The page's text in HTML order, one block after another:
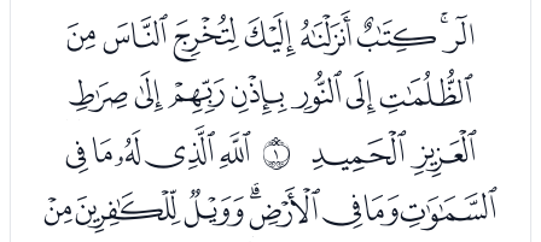
ﭢﭣﭤﭥﭦﭧﭨﭩ
ﭪﭫﭬﭭﭮﭯﭰ
ﭱﭲ ﰀﭴﭵﭶﭷﭸ
ﭹﭺﭻﭼﭽﭾﭿﮀ